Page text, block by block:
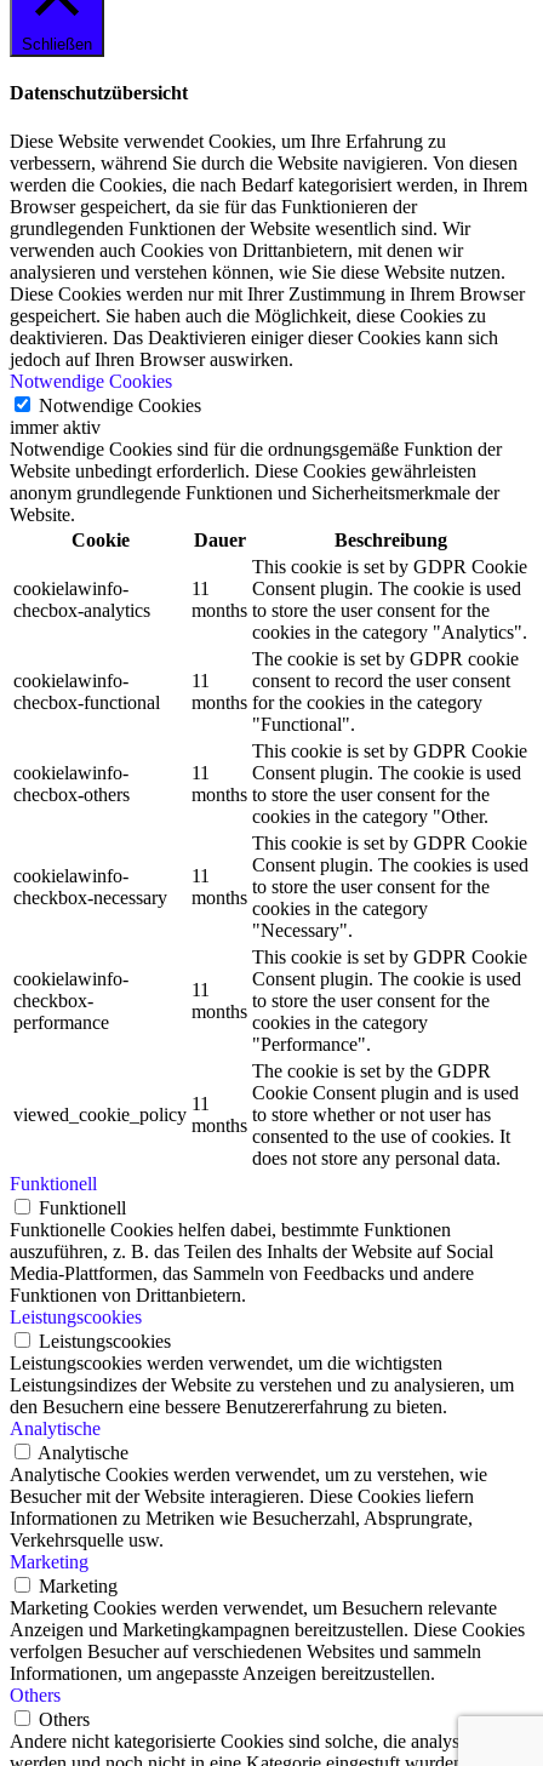
Schließen
Datenschutzübersicht
Diese Website verwendet Cookies, um Ihre Erfahrung zu
verbessern, während Sie durch die Website navigieren. Von diesen
werden die Cookies, die nach Bedarf kategorisiert werden, in Ihrem
Browser gespeichert, da sie für das Funktionieren der
grundlegenden Funktionen der Website wesentlich sind. Wir
verwenden auch Cookies von Drittanbietern, mit denen wir
analysieren und verstehen können, wie Sie diese Website nutzen.
Diese Cookies werden nur mit Ihrer Zustimmung in Ihrem Browser
gespeichert. Sie haben auch die Möglichkeit, diese Cookies zu
deaktivieren. Das Deaktivieren einiger dieser Cookies kann sich
jedoch auf Ihren Browser auswirken.
Notwendige Cookies
Notwendige Cookies
immer aktiv
Notwendige Cookies sind für die ordnungsgemäße Funktion der
Website unbedingt erforderlich. Diese Cookies gewährleisten
anonym grundlegende Funktionen und Sicherheitsmerkmale der
Website.
Cookie
Dauer Beschreibung
cookielawinfo-
checbox-analytics
11
months
This cookie is set by GDPR Cookie
Consent plugin. The cookie is used
to store the user consent for the
cookies in the category "Analytics".
cookielawinfo-
checbox-functional
11
months
The cookie is set by GDPR cookie
consent to record the user consent
for the cookies in the category
"Functional".
cookielawinfo-
checbox-others
11
months
This cookie is set by GDPR Cookie
Consent plugin. The cookie is used
to store the user consent for the
cookies in the category "Other.
cookielawinfo-
checkbox-necessary
11
months
This cookie is set by GDPR Cookie
Consent plugin. The cookies is used
to store the user consent for the
cookies in the category
"Necessary".
cookielawinfo-
checkbox-
performance
11
months
This cookie is set by GDPR Cookie
Consent plugin. The cookie is used
to store the user consent for the
cookies in the category
"Performance".
viewed_cookie_policy
11
months
The cookie is set by the GDPR
Cookie Consent plugin and is used
to store whether or not user has
consented to the use of cookies. It
does not store any personal data.
Funktionell
Funktionell
Funktionelle Cookies helfen dabei, bestimmte Funktionen
auszuführen, z. B. das Teilen des Inhalts der Website auf Social
Media-Plattformen, das Sammeln von Feedbacks und andere
Funktionen von Drittanbietern.
Leistungscookies
Leistungscookies
Leistungscookies werden verwendet, um die wichtigsten
Leistungsindizes der Website zu verstehen und zu analysieren, um
den Besuchern eine bessere Benutzererfahrung zu bieten.
Analytische
Analytische
Analytische Cookies werden verwendet, um zu verstehen, wie
Besucher mit der Website interagieren. Diese Cookies liefern
Informationen zu Metriken wie Besucherzahl, Absprungrate,
Verkehrsquelle usw.
Marketing
Marketing
Marketing Cookies werden verwendet, um Besuchern relevante
Anzeigen und Marketingkampagnen bereitzustellen. Diese Cookies
verfolgen Besucher auf verschiedenen Websites und sammeln
Informationen, um angepasste Anzeigen bereitzustellen.
Others
Others
Andere nicht kategorisierte Cookies sind solche, die analysiert